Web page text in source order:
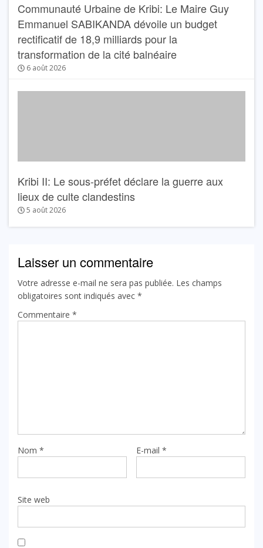
Communauté Urbaine de Kribi: Le Maire Guy
Emmanuel SABIKANDA dévoile un budget
rectificatif de 18,9 milliards pour la
transformation de la cité balnéaire
6 août 2026
Kribi II: Le sous-préfet déclare la guerre aux
lieux de culte clandestins
5 août 2026
Laisser un commentaire
Votre adresse e-mail ne sera pas publiée. Les champs
obligatoires sont indiqués avec *
Commentaire *
Nom * E-mail *
Site web